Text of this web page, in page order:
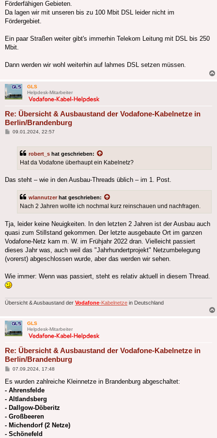
Förderfähigen Gebieten.
Da lagen wir mit unseren bis zu 100 Mbit DSL leider nicht im
Fördergebiet.
Ein paar Straßen weiter gibt's immerhin Telekom Leitung mit DSL bis 250
Mbit.
Dann werden wir wohl weiterhin auf lahmes DSL setzen müssen.
GLS
Helpdesk-Mitarbeiter
Re: Übersicht & Ausbaustand der Vodafone-Kabelnetze in
Berlin/Brandenburg
Beitrag
09.01.2024, 22:57
robert_s hat geschrieben:
Hat da Vodafone überhaupt ein Kabelnetz?
Das steht – wie in den Ausbau-Threads üblich – im 1. Post.
wlannutzer hat geschrieben:
Nach 2 Jahren wollte ich nochmal kurz reinschauen und nachfragen.
Tja, leider keine Neuigkeiten. In den letzten 2 Jahren ist der Ausbau auch
quasi zum Stillstand gekommen. Der letzte ausgebaute Ort im ganzen
Vodafone-Netz kam m. W. im Frühjahr 2022 dran. Vielleicht passiert
dieses Jahr was, auch weil das "Jahrhundertprojekt" Netzumbelegung
(vorerst) abgeschlossen wurde, aber das werden wir sehen.
Wie immer: Wenn was passiert, steht es relativ aktuell in diesem Thread.
Übersicht & Ausbaustand der Vodafone-Kabelnetze in Deutschland
GLS
Helpdesk-Mitarbeiter
Re: Übersicht & Ausbaustand der Vodafone-Kabelnetze in
Berlin/Brandenburg
Beitrag
07.09.2024, 17:48
Es wurden zahlreiche Kleinnetze in Brandenburg abgeschaltet:
- Ahrensfelde
- Altlandsberg
- Dallgow-Döberitz
- Großbeeren
- Michendorf (2 Netze)
- Schönefeld